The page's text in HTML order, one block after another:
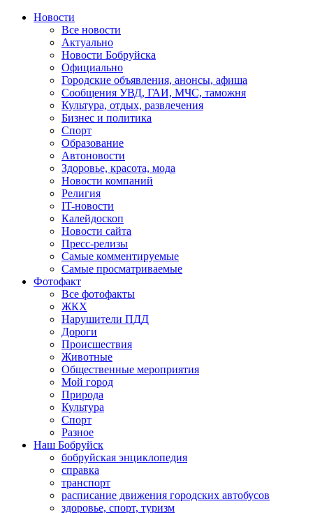
Новости
Все новости
Актуально
Новости Бобруйска
Официально
Городские объявления, анонсы, афиша
Сообщения УВД, ГАИ, МЧС, таможня
Культура, отдых, развлечения
Бизнес и политика
Спорт
Образование
Автоновости
Здоровье, красота, мода
Новости компаний
Религия
IT-новости
Калейдоскоп
Новости сайта
Пресс-релизы
Самые комментируемые
Самые просматриваемые
Фотофакт
Все фотофакты
ЖКХ
Нарушители ПДД
Дороги
Происшествия
Животные
Общественные мероприятия
Мой город
Природа
Культура
Спорт
Разное
Наш Бобруйск
бобруйская энциклопедия
справка
транспорт
расписание движения городских автобусов
здоровье, спорт, туризм